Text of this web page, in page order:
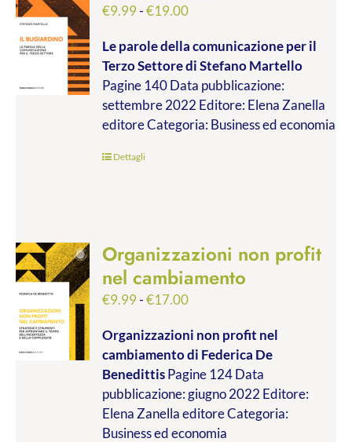
€9.99-€19.00Fascia
prezzo:
da
€9.99
a
€19.00
Le parole della comunicazione per il
Terzo Settoredi Stefano Martello
Pagine 140 Data pubblicazione:
settembre 2022 Editore: Elena Zanella
editore Categoria: Business ed economia
Dettagli
Organizzazioni non profit
nel cambiamento
€9.99-€17.00Fascia
prezzo:
da
€9.99
a
€17.00
Organizzazioni non profit nel
cambiamentodi Federica De
BenedittisPagine 124 Data
pubblicazione: giugno 2022 Editore:
Elena Zanella editore Categoria:
Business ed economia